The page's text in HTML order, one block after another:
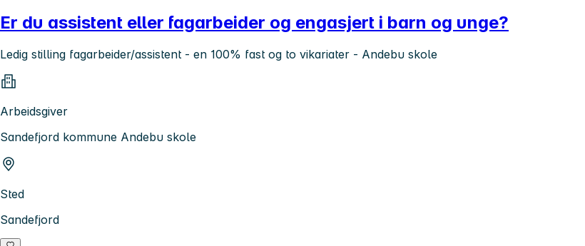
Er du assistent eller fagarbeider og engasjert i barn og unge?
Ledig stilling fagarbeider/assistent - en 100% fast og to vikariater - Andebu skole
Arbeidsgiver
Sandefjord kommune Andebu skole
Sted
Sandefjord